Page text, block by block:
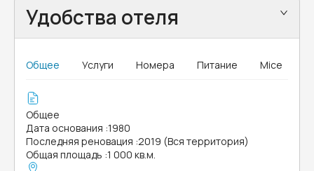
Удобства отеля
Общее Услуги Номера Питание Mice
Общее
Дата основания :1980
Последняя реновация :2019 (Вся территория)
Общая площадь :1 000 кв.м.